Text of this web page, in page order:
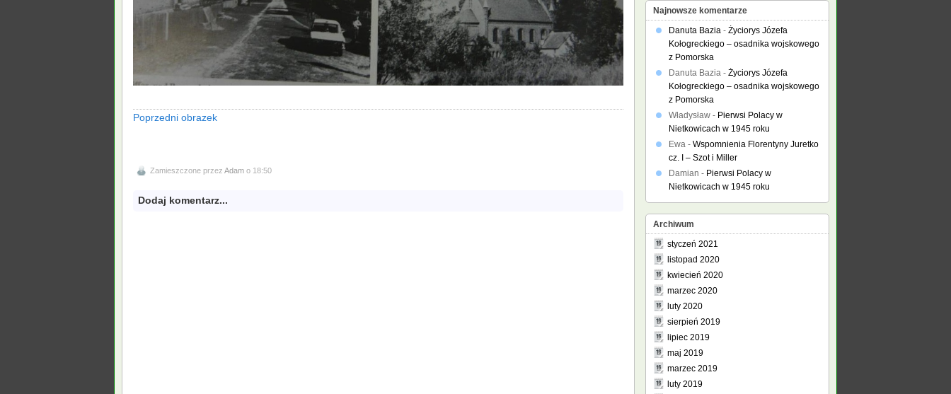
Poprzedni obrazek
Zamieszczone przez Adam o 18:50
Dodaj komentarz...
Najnowsze komentarze
Danuta Bazia - Życiorys Józefa
Kołogreckiego – osadnika wojskowego
z Pomorska
Danuta Bazia - Życiorys Józefa
Kołogreckiego – osadnika wojskowego
z Pomorska
Władysław - Pierwsi Polacy w
Nietkowicach w 1945 roku
Ewa - Wspomnienia Florentyny Juretko
cz. I – Szot i Miller
Damian - Pierwsi Polacy w
Nietkowicach w 1945 roku
Archiwum
styczeń 2021
listopad 2020
kwiecień 2020
marzec 2020
luty 2020
sierpień 2019
lipiec 2019
maj 2019
marzec 2019
luty 2019